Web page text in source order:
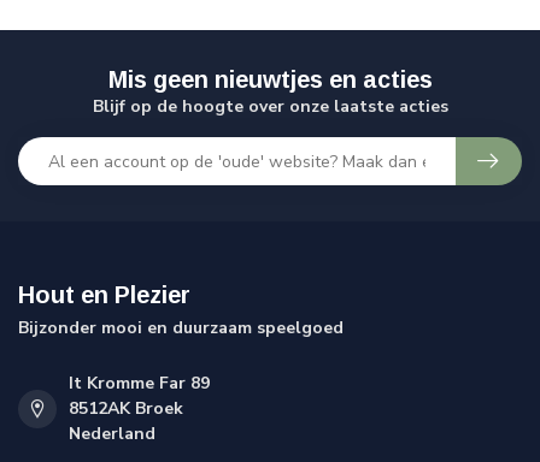
Mis geen nieuwtjes en acties
Blijf op de hoogte over onze laatste acties
Hout en Plezier
Bijzonder mooi en duurzaam speelgoed
It Kromme Far 89
8512AK Broek
Nederland